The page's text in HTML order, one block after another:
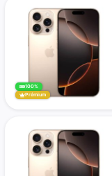
100%
Prémium